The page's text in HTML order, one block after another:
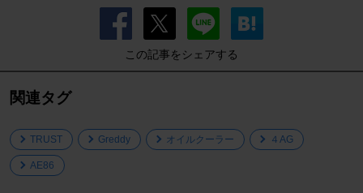
この記事をシェアする
関連タグ
TRUST Greddy オイルクーラー ４AG
AE86